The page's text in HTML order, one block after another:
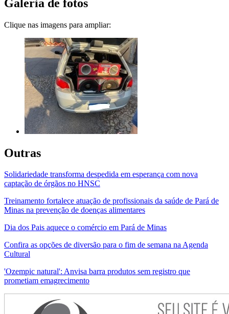
Galeria de fotos
Clique nas imagens para ampliar:
Outras
Solidariedade transforma despedida em esperança com nova
captação de órgãos no HNSC
Treinamento fortalece atuação de profissionais da saúde de Pará de
Minas na prevenção de doenças alimentares
Dia dos Pais aquece o comércio em Pará de Minas
Confira as opções de diversão para o fim de semana na Agenda
Cultural
'Ozempic natural': Anvisa barra produtos sem registro que
prometiam emagrecimento